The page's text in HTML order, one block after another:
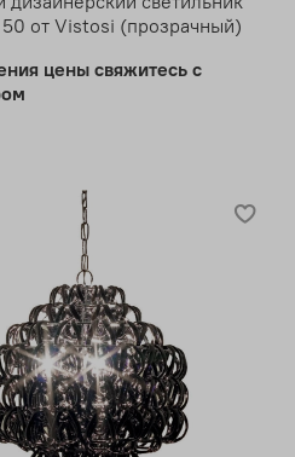
от Vistosi (прозрачный)
цены свяжитесь с